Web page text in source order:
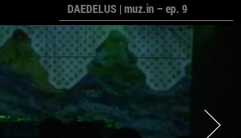
DAEDELUS | muz.in – ep. 9
LALELE, LALELE – prima premieră a
anului la MACAZ
CinePOLSKA – filme poloneze la
București
PEOPLE OF ROMANIA se lansează la
galeria Simeza